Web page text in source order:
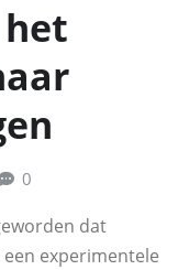
0
dat
experimentele